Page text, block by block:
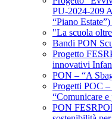
PU-2024-209
“Piano
"La scuola
Bandi PON
Progetto
innovativi
PON – “A
Progetti POC
“Comunicare
PON